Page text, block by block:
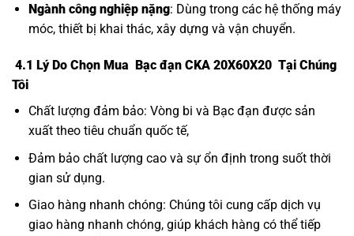
Ngành công nghiệp nặng: Dùng trong các hệ thống máy
móc, thiết bị khai thác, xây dựng và vận chuyển.
4.1 Lý Do Chọn Mua Bạc đạn CKA 20X60X20 Tại Chúng
Tôi
Chất lượng đảm bảo: Vòng bi và Bạc đạn được sản
xuất theo tiêu chuẩn quốc tế,
Đảm bảo chất lượng cao và sự ổn định trong suốt thời
gian sử dụng.
Giao hàng nhanh chóng: Chúng tôi cung cấp dịch vụ
giao hàng nhanh chóng, giúp khách hàng có thể tiếp